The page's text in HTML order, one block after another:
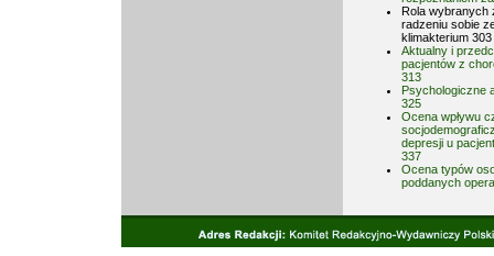
Rola wybranych
radzeniu sobie
klimakterium 303
Aktualny i
pacjentów z
313
Psychologiczne
325
Ocena wpływu
depresji u
337
Ocena typów
poddanych